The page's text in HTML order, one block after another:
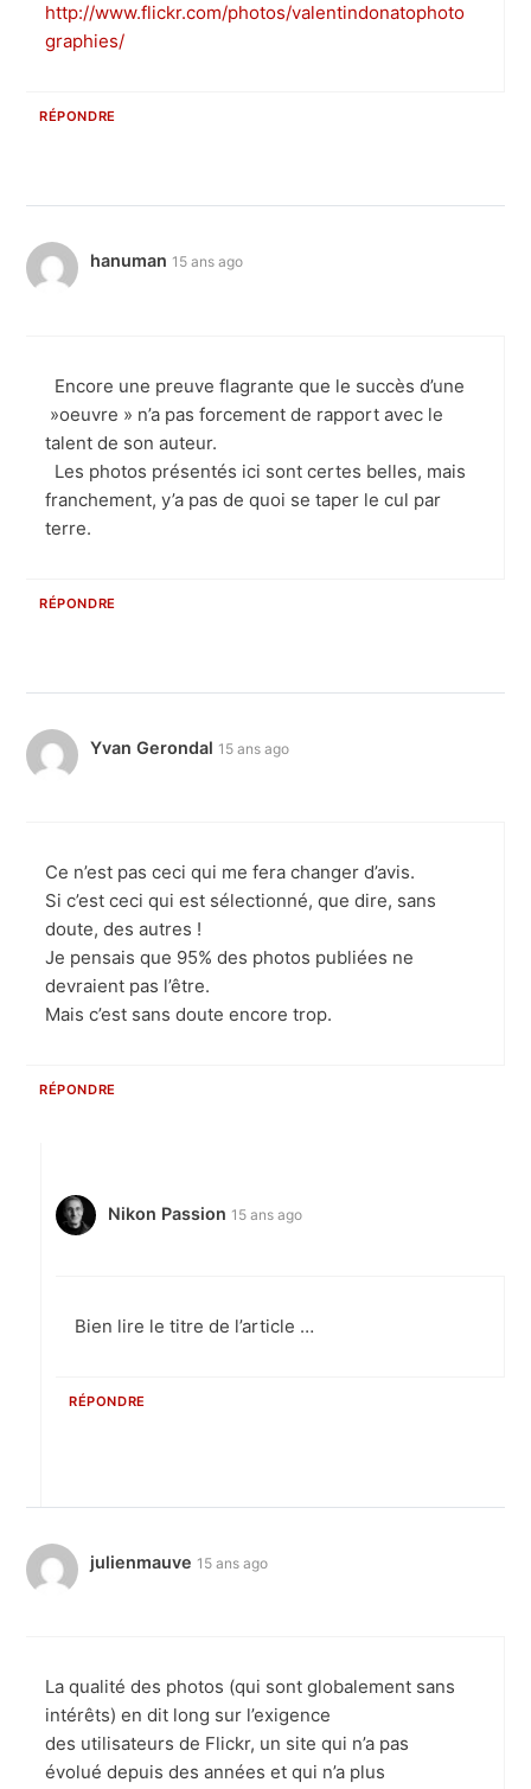
http://www.flickr.com/photos/valentindonatophoto
graphies/
RÉPONDRE
hanuman 15 ans ago
Encore une preuve flagrante que le succès d’une
»oeuvre » n’a pas forcement de rapport avec le
talent de son auteur.
Les photos présentés ici sont certes belles, mais
franchement, y’a pas de quoi se taper le cul par
terre.
RÉPONDRE
Yvan Gerondal 15 ans ago
Ce n’est pas ceci qui me fera changer d’avis.
Si c’est ceci qui est sélectionné, que dire, sans
doute, des autres !
Je pensais que 95% des photos publiées ne
devraient pas l’être.
Mais c’est sans doute encore trop.
RÉPONDRE
Nikon Passion 15 ans ago
Bien lire le titre de l’article …
RÉPONDRE
julienmauve 15 ans ago
La qualité des photos (qui sont globalement sans
intérêts) en dit long sur l’exigence
des utilisateurs de Flickr, un site qui n’a pas
évolué depuis des années et qui n’a plus